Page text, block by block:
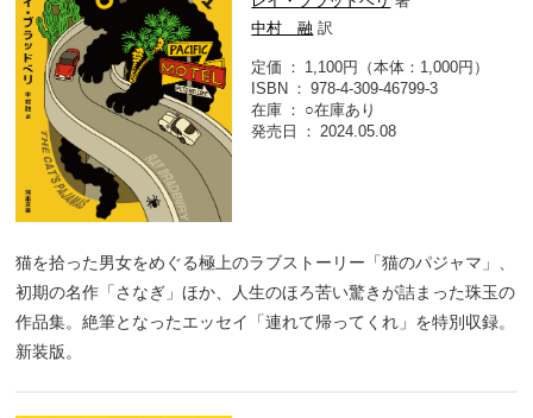
中村 融 訳
定価
1,100円（本体：1,000円）
ISBN
978-4-309-46799-3
在庫
○在庫あり
発売日
2024.05.08
猫を拾った男女をめぐる極上のラブストーリー「猫のパジャマ」、
初期の名作「さなぎ」ほか、人生のほろ苦い驚きが詰まった珠玉の
作品集。絶筆となったエッセイ「連れて帰ってくれ」を特別収録。
新装版。